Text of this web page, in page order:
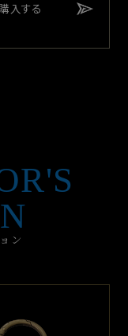
入する
ン